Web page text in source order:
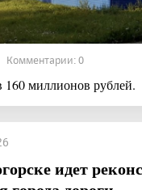
Комментарии: 0
160 миллионов рублей.
идет